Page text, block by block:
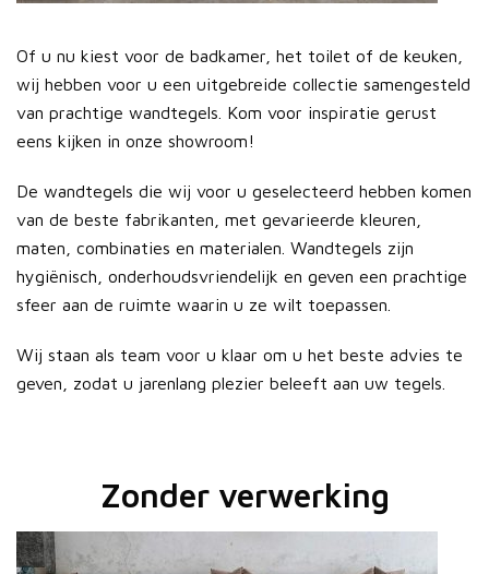
Of u nu kiest voor de badkamer, het toilet of de keuken,
wij hebben voor u een uitgebreide collectie samengesteld
van prachtige wandtegels. Kom voor inspiratie gerust
eens kijken in onze showroom!
De wandtegels die wij voor u geselecteerd hebben komen
van de beste fabrikanten, met gevarieerde kleuren,
maten, combinaties en materialen. Wandtegels zijn
hygiënisch, onderhoudsvriendelijk en geven een prachtige
sfeer aan de ruimte waarin u ze wilt toepassen.
Wij staan als team voor u klaar om u het beste advies te
geven, zodat u jarenlang plezier beleeft aan uw tegels.
Zonder verwerking